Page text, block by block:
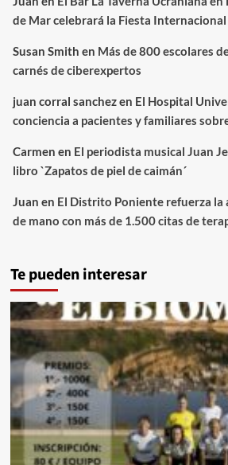
de Mar celebrará la Fiesta
Susan Smith en Más de 800 escolares
carnés de ciberexpertos
juan corral sanchezen El Hospital
conciencia a pacientes y familiares
Carmen en El periodista musical Juan
libro `Zapatos de piel de caimán´
Juan en El Distrito Poniente refuerza la
de mano con más de 1.500 citas de
Te pueden interesar